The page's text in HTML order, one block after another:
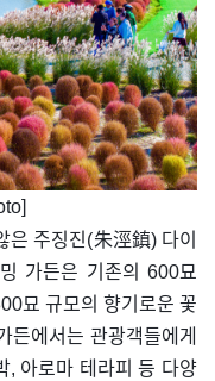
은 주징진(朱涇鎮) 다이
가든은 기존의 600묘
묘 규모의 향기로운 꽃
에서는 관광객들에게
, 아로마 테라피 등 다양